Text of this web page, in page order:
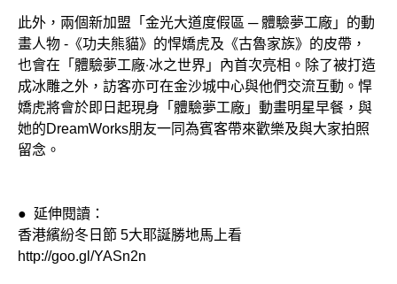
此外，兩個新加盟「金光大道度假區 ─ 體驗夢工廠」的動
畫人物 -《功夫熊貓》的悍嬌虎及《古魯家族》的皮帶，
也會在「體驗夢工廠‧冰之世界」內首次亮相。除了被打造
成冰雕之外，訪客亦可在金沙城中心與他們交流互動。悍
嬌虎將會於即日起現身「體驗夢工廠」動畫明星早餐，與
她的DreamWorks朋友一同為賓客帶來歡樂及與大家拍照
留念。
● 延伸閱讀：
香港繽紛冬日節 5大耶誕勝地馬上看
http://goo.gl/YASn2n